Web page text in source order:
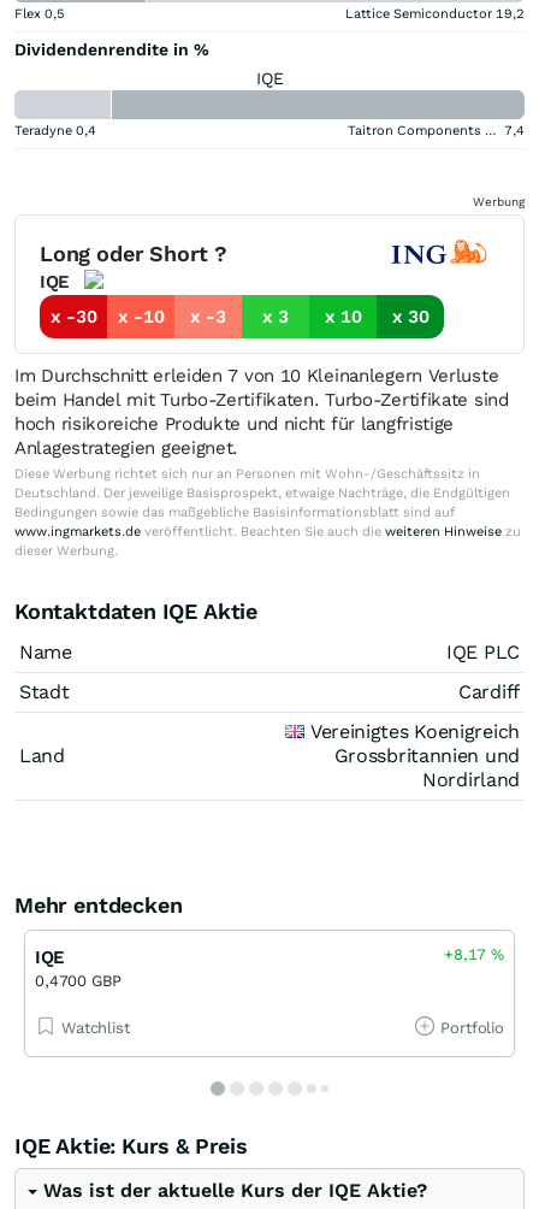
Flex 0,5 Lattice Semiconductor 19,2
Dividendenrendite in %
IQE
Teradyne 0,4 Taitron Components (A) 7,4
Werbung
Long oder Short ?
IQE
x -30
x -10 x -3 x 3 x 10 x 30
Im Durchschnitt erleiden 7 von 10 Kleinanlegern Verluste
beim Handel mit Turbo-Zertifikaten. Turbo-Zertifikate sind
hoch risikoreiche Produkte und nicht für langfristige
Anlagestrategien geeignet.
Diese Werbung richtet sich nur an Personen mit Wohn-/Geschäftssitz in
Deutschland. Der jeweilige Basisprospekt, etwaige Nachträge, die Endgültigen
Bedingungen sowie das maßgebliche Basisinformationsblatt sind auf
www.ingmarkets.de veröffentlicht. Beachten Sie auch die weiteren Hinweise zu
dieser Werbung.
Kontaktdaten IQE Aktie
Name
IQE PLC
Stadt
Cardiff
Land
Vereinigtes Koenigreich
Grossbritannien und
Nordirland
Mehr entdecken
IQE
0,4700 GBP
+8,17%
Watchlist Portfolio
IQE Aktie: Kurs & Preis
Was ist der aktuelle Kurs der IQE Aktie?